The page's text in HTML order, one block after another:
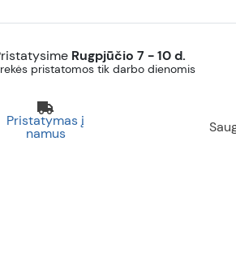
Rugpjūčio 7 - 10 d.
pristatomos tik darbo dienomis
Pristatymas į
namus